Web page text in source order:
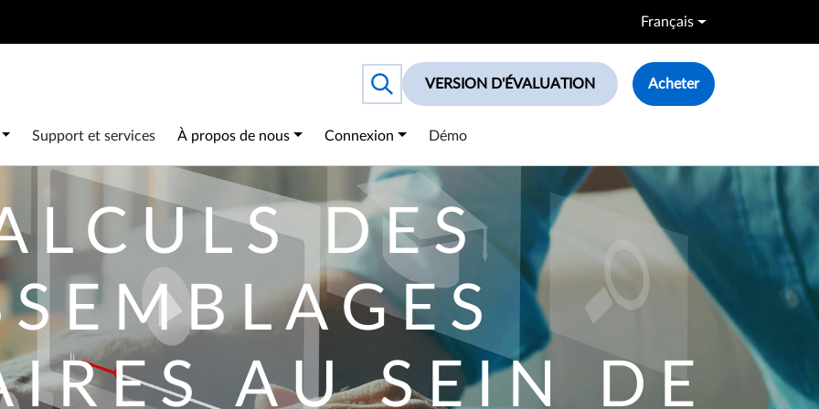
Français
Toggle search box
VERSION D'ÉVALUATION Acheter
navigation
Support et services À propos de nous Connexion Démo
DES
AU SEIN DE